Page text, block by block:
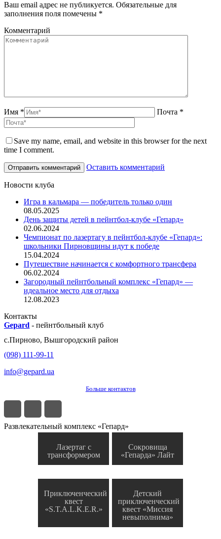
Ваш email адрес не публикуется. Обязательные для
заполнения поля помечены *
Комментарий
Имя * Почта *
Save my name, email, and website in this browser for the next
time I comment.
Оставить комментарий
Новости клуба
Игра в кальмара — победитель только один
08.05.2025
День защиты детей в пейнтбол-клубе «Гепард»
02.06.2024
Чемпионат по лазертагу в пейнтбол-клубе «Гепард»:
школьники Пирновщины идут к победе
15.04.2024
Путешествие начинается с комфортного трансфера
06.02.2024
Загородный пейнтбольный комплекс «Гепард» —
идеальное место для отдыха
12.08.2023
Контакты
Gepard - пейнтбольный клуб
с.Пирново, Вышгородский район
(098) 111-99-11
info@gepard.ua
Больше контактов
Развлекательный комплекс «Гепард»
Лазертаг с
трансформером
Сокровища
«Гепарда» Лайт
Приключенческий
квест
«S.T.A.L.K.E.R.»
Детский
приключенческий
квест «Миссия
невыполнима»